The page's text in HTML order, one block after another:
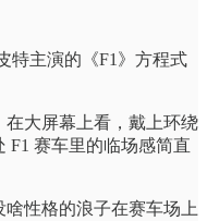
特主演的《F1》方程式
大屏幕上看，戴上环绕
F1 赛车里的临场感简直
性格的浪子在赛车场上